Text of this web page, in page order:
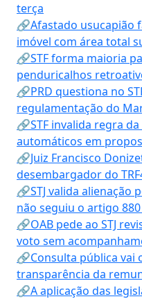
terça
🔗Afastado usucapião
imóvel com área total
🔗STF forma maioria
penduricalhos
🔗PRD questiona no
regulamentação do
🔗STF invalida regra
automáticos em
🔗Juiz Francisco
desembargador do
🔗STJ valida alienação
não seguiu o artigo 880
🔗OAB pede ao STJ
voto sem
🔗Consulta pública vai
transparência da
🔗A aplicação das